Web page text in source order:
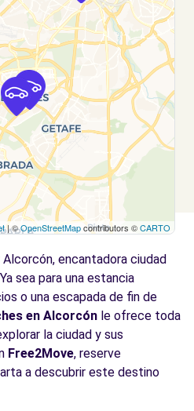
- Móstoles
4.5
km
MOSTOLES -
5.0
km
LEGANES -
6.0
| ©OpenStreetMapcontributors ©CARTO
encantadora ciudad
sea para una estancia
o una escapada de fin de
en Alcorcón le ofrece toda
la ciudad y sus
Free2Move, reserve
a descubrir este destino